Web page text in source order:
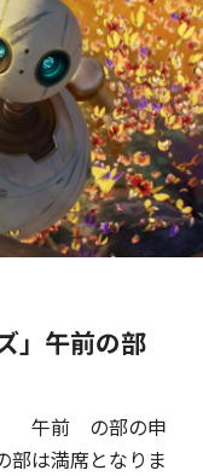
」午前の部
） 午前 の部の申
部は満席となりま